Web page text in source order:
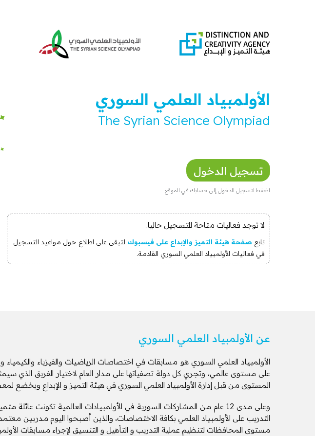
الأولمبياد العلمي السوري
The Syrian Science Olympiad
تسجيل الدخول
اضغط لتسجيل الدخول إلى حسابك في الموقع
لا توجد فعاليات متاحة للتسجيل حاليا.
تابع صفحة هيئة التميز والإبداع على فيسبوك لتبقى على اطلاع حول مواعيد التسجيل
في فعاليات الأولمبياد العلمي السوري القادمة.
عن الأولمبياد العلمي السوري
الأولمبياد العلمي السوري هو مسابقات في اختصاصات الرياضيات والفيزياء والكيمياء
على مستوى عالمي، وتجري كل دولة تصفياتها على مدار العام لاختيار الفريق الذي
المستوى من قبل إدارة الأولمبياد العلمي السوري في هيئة التميز و الإبداع ويخضع
وعلى مدى 12 عام من المشاركات السورية في الأولمبيادات العالمية تكونت
التدريب على الأولمبياد العلمي بكافة الاختصاصات، والذين أصبحوا اليوم مدربين
مستوى المحافظات لتنظيم عملية التدريب و التأهيل و التنسيق لإجراء مسابقات